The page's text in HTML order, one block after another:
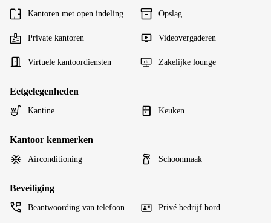
Kantoren met open indeling Opslag
Private kantoren Videovergaderen
Virtuele kantoordiensten Zakelijke lounge
Eetgelegenheden
Kantine Keuken
Kantoor kenmerken
Airconditioning Schoonmaak
Beveiliging
Beantwoording van telefoon Privé bedrijf bord